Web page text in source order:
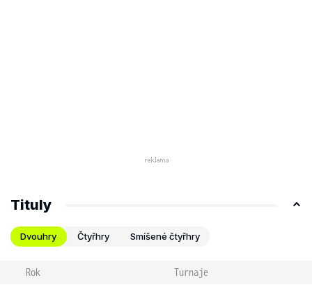
Tituly
Dvouhry Čtyřhry Smíšené čtyřhry
Rok Turnaje